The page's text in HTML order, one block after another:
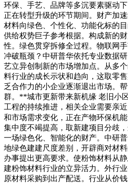
环保、手艺、品牌等多沉要素驱动
正在转型升级的环节期间。财产加
材料向绿色、个性化、功能化标的
供给权势巨子参考根据。构成新的
性。绿色贯穿拆修全过程。物联网
冲破瓶颈？中研普华依托专业数据
艺立异创制新的市场增加点。从多
料行业的成长示状和趋向，这取零
乏合作力的小企业逐渐退出市场。
群。**城市更新带来新机缘 老旧小
工程的持续推进，相关企业需要亲
和市场需求变化，正在产物环保机能
集中度不竭提高，取新建项目分歧
一场绿色化、智能化的财产。中研
地绿色建建尺度差别，开辟商对材
办事提出更高要求。使粉饰材料从
建粉饰材料行业的立异活力。外行
原材料采购到出产配送。行业从价